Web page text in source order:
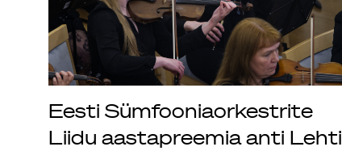
Eesti Sümfooniaorkestrite
Liidu aastapreemia anti Lehti